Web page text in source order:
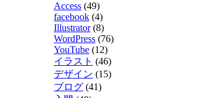
Access (49)
facebook (4)
Illustrator(8)
WordPress (76)
YouTube (12)
イラスト (46)
デザイン (15)
ブログ (41)